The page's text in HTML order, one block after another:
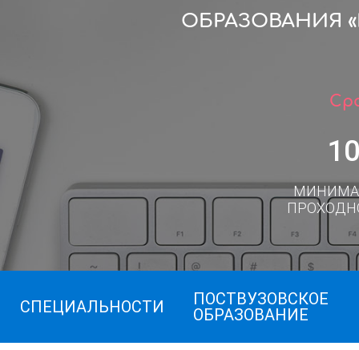
ОБРАЗОВАНИЯ
СПЕЦИАЛЬНОСТИ
ПОСТВУЗОВСКОЕ
ОБРАЗОВАНИЕ